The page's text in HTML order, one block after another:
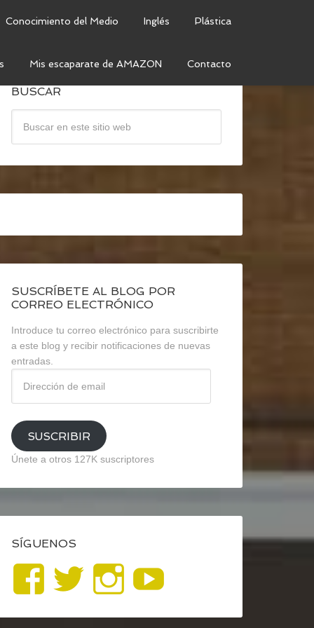
Conocimiento del Medio Inglés Plástica
Mis escaparate de AMAZON Contacto
BUSCAR
SUSCRÍBETE AL BLOG POR
CORREO ELECTRÓNICO
Introduce tu correo electrónico para suscribirte
a este blog y recibir notificaciones de nuevas
entradas.
email
SUSCRIBIR
Únete a otros 127K suscriptores
SÍGUENOS
Ver
perfil
Ver
perfil
Ver
perfil